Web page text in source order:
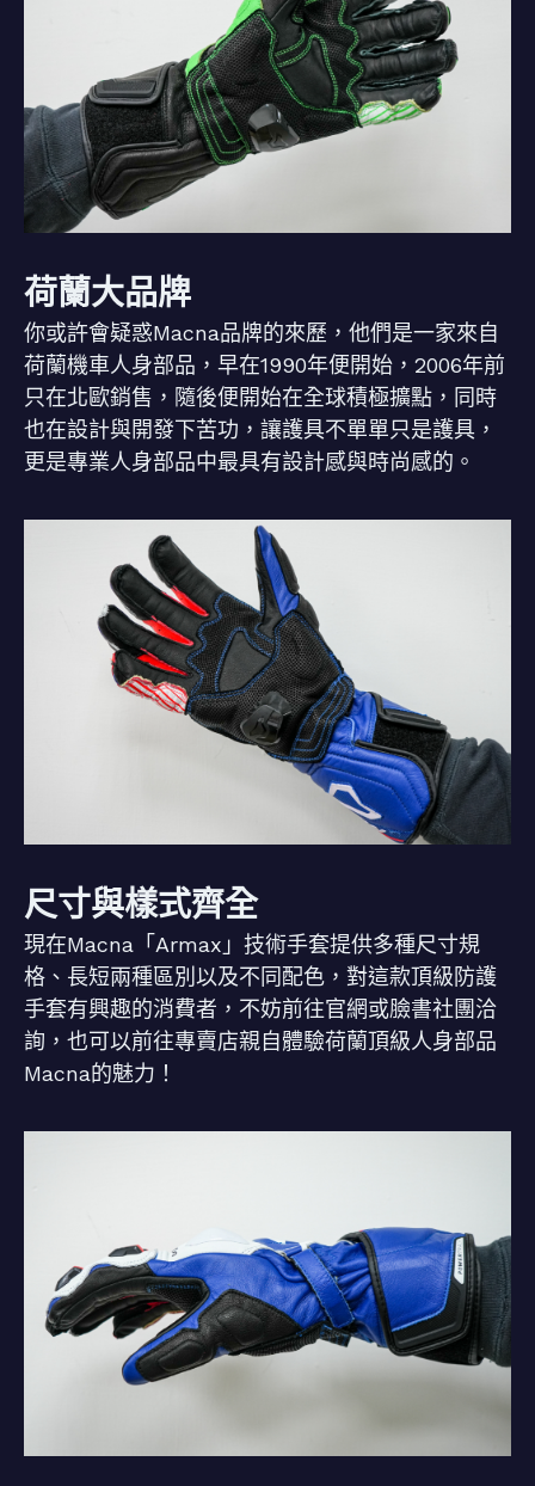
荷蘭大品牌
你或許會疑惑Macna品牌的來歷，他們是一家來自
荷蘭機車人身部品，早在1990年便開始，2006年前
只在北歐銷售，隨後便開始在全球積極擴點，同時
也在設計與開發下苦功，讓護具不單單只是護具，
更是專業人身部品中最具有設計感與時尚感的。
尺寸與樣式齊全
現在Macna「Armax」技術手套提供多種尺寸規
格、長短兩種區別以及不同配色，對這款頂級防護
手套有興趣的消費者，不妨前往官網或臉書社團洽
詢，也可以前往專賣店親自體驗荷蘭頂級人身部品
Macna的魅力！